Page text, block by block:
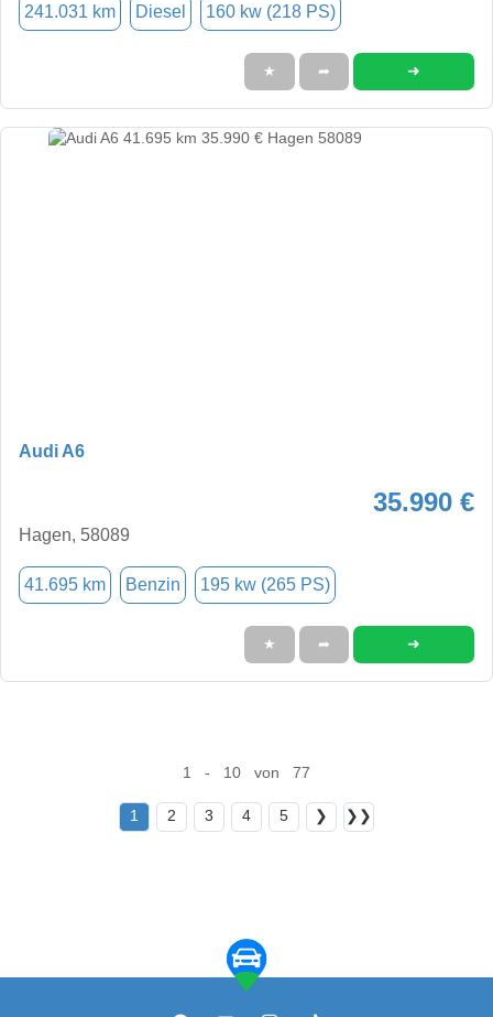
241.031 km Diesel 160 kw (218 PS)
★ ➦ ➜
Audi A6
35.990 €
Hagen, 58089
41.695 km Benzin 195 kw (265 PS)
★ ➦ ➜
1 - 10 von 77
1 2 3 4 5 ❯ ❯❯